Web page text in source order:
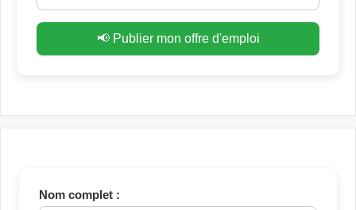
📢 Publier mon offre d'emploi
Nom complet :